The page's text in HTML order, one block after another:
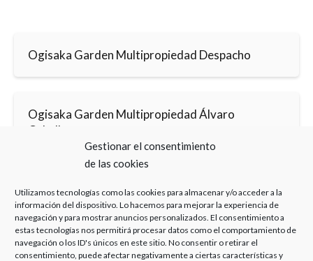
Gestionar el consentimiento
de las cookies
Utilizamos tecnologías como las cookies para almacenar y/o acceder a la
información del dispositivo. Lo hacemos para mejorar la experiencia de
navegación y para mostrar anuncios personalizados. El consentimiento a
estas tecnologías nos permitirá procesar datos como el comportamiento de
navegación o los ID's únicos en este sitio. No consentir o retirar el
consentimiento, puede afectar negativamente a ciertas características y
Ogisaka Garden Multipropiedad Despacho
Ogisaka Garden Multipropiedad Álvaro
Caballero
Haz clic para aceptar cookies de marketing y
permitir este contenido